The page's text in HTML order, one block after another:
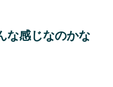
な感じなのかな